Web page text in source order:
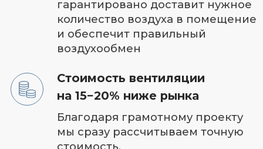
Интегрируем вентиляцию
в существующий
дизайн или согласоваваем
с вашим дизайнером,
чтобы она не портила дизайн,
В основе качественной
вентиляции проект
с опытом 10 лет
Мы учитываем все —
теплопритоки,